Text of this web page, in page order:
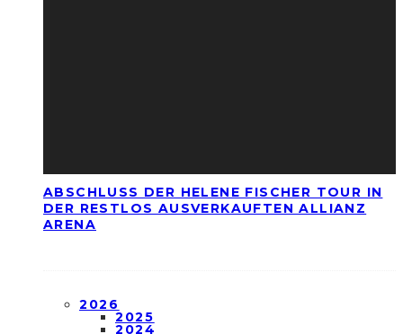
ABSCHLUSS DER HELENE FISCHER TOUR IN
DER RESTLOS AUSVERKAUFTEN ALLIANZ
ARENA
2026
2025
2024